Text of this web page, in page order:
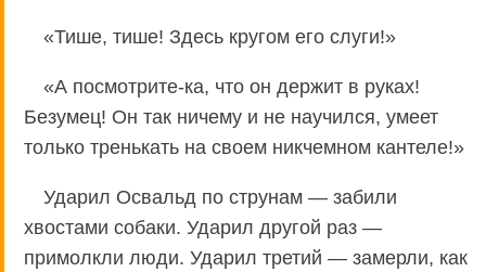
«Тише, тише! Здесь кругом его слуги!»
«А посмотрите-ка, что он держит в руках!
Безумец! Он так ничему и не научился, умеет
только тренькать на своем никчемном кантеле!»
Ударил Освальд по струнам — забили
хвостами собаки. Ударил другой раз —
примолкли люди. Ударил третий — замерли, как